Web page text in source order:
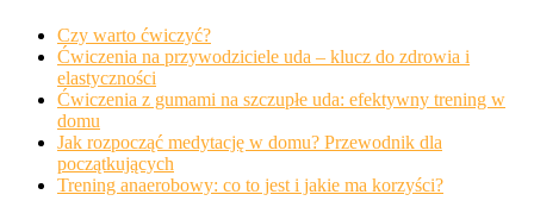
Czy warto ćwiczyć?
Ćwiczenia na przywodziciele uda – klucz do zdrowia i
elastyczności
Ćwiczenia z gumami na szczupłe uda: efektywny trening w
domu
Jak rozpocząć medytację w domu? Przewodnik dla
początkujących
Trening anaerobowy: co to jest i jakie ma korzyści?